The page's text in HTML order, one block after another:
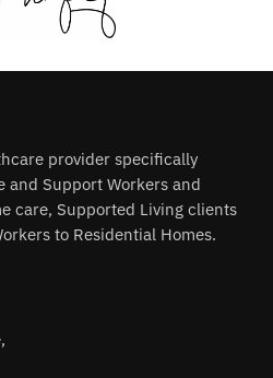
provider specifically
and Support Workers and
care, Supported Living clients
to Residential Homes.